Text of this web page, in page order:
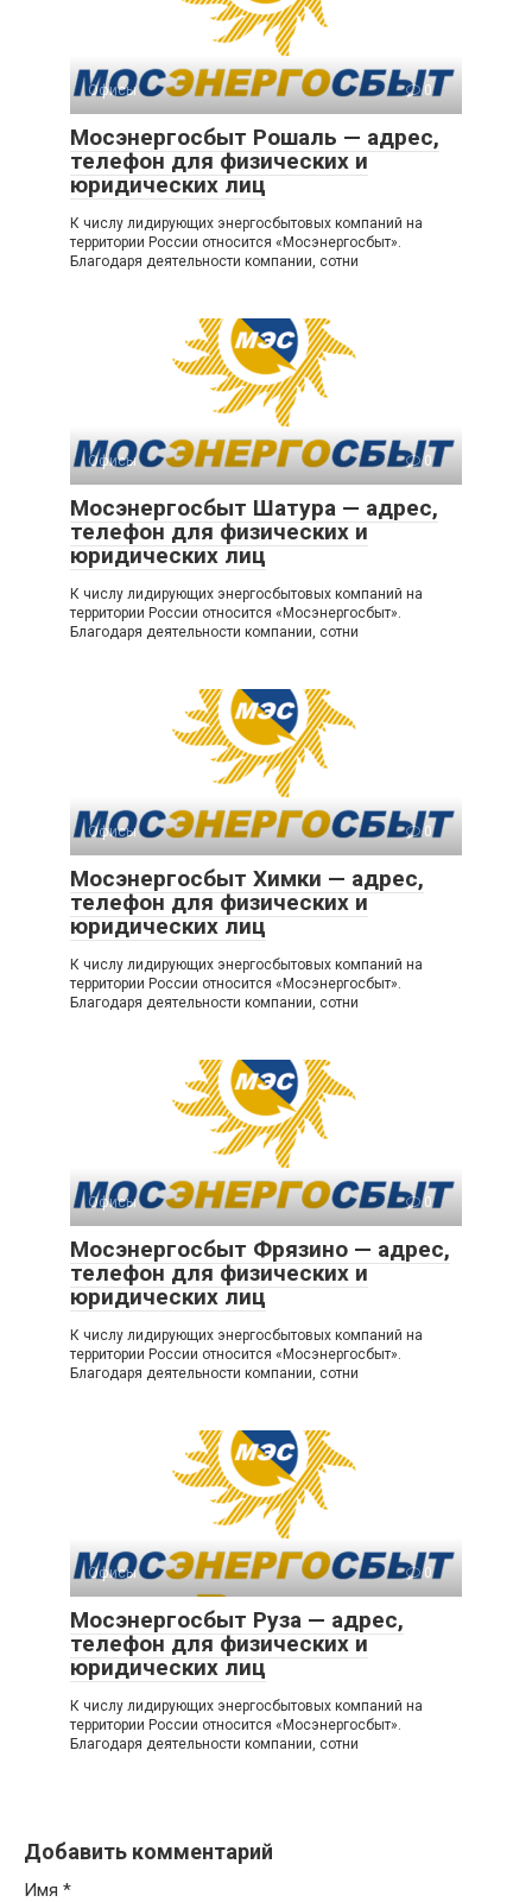
Офисы 0
Мосэнергосбыт Рошаль — адрес,
телефон для физических и
юридических лиц
К числу лидирующих энергосбытовых компаний на
территории России относится «Мосэнергосбыт».
Благодаря деятельности компании, сотни
Офисы 0
Мосэнергосбыт Шатура — адрес,
телефон для физических и
юридических лиц
К числу лидирующих энергосбытовых компаний на
территории России относится «Мосэнергосбыт».
Благодаря деятельности компании, сотни
Офисы 0
Мосэнергосбыт Химки — адрес,
телефон для физических и
юридических лиц
К числу лидирующих энергосбытовых компаний на
территории России относится «Мосэнергосбыт».
Благодаря деятельности компании, сотни
Офисы 0
Мосэнергосбыт Фрязино — адрес,
телефон для физических и
юридических лиц
К числу лидирующих энергосбытовых компаний на
территории России относится «Мосэнергосбыт».
Благодаря деятельности компании, сотни
Офисы 0
Мосэнергосбыт Руза — адрес,
телефон для физических и
юридических лиц
К числу лидирующих энергосбытовых компаний на
территории России относится «Мосэнергосбыт».
Благодаря деятельности компании, сотни
Добавить комментарий
Имя *